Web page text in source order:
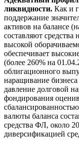
ликвидности. Как и
поддержание
активов на балансе
составляют средства
высокой
обеспечивает
(более 260% на
облигационного
наращивание
давление долговой
фондирования
валюты баланса
средства ФЛ, около
диверсификацией